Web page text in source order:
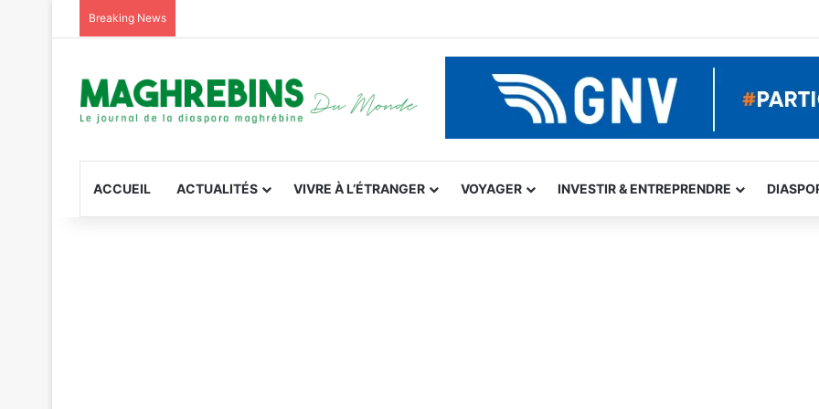
Breaking News
ACCUEIL ACTUALITÉS VIVRE À L’ÉTRANGER VOYAGER INVESTIR & ENTREPRENDRE